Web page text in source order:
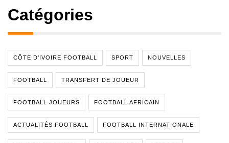
Catégories
CÔTE D'IVOIRE FOOTBALL SPORT NOUVELLES
FOOTBALL TRANSFERT DE JOUEUR
FOOTBALL JOUEURS FOOTBALL AFRICAIN
ACTUALITÉS FOOTBALL FOOTBALL INTERNATIONALE